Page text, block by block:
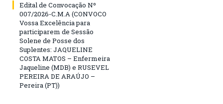
Edital de Convocação Nº
007/2026-C.M.A (CONVOCO
Vossa Excelência para
participarem de Sessão
Solene de Posse dos
Suplentes: JAQUELINE
COSTA MATOS – Enfermeira
Jaqueline (MDB) e RUSEVEL
PEREIRA DE ARAÚJO –
Pereira (PT))